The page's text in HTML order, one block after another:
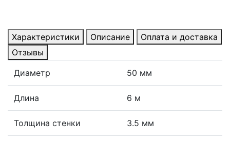
Характеристики Описание
Оплата и доставка
Отзывы
Диаметр
50 мм
Длина 6 м
Толщина стенки 3.5 мм